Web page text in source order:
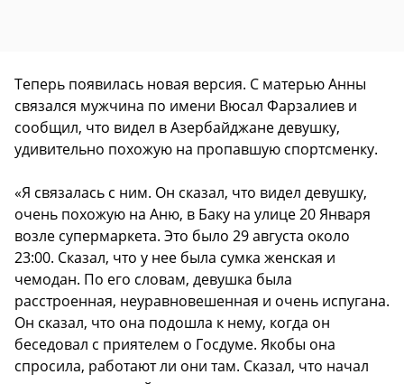
Теперь появилась новая версия. С матерью Анны
связался мужчина по имени Вюсал Фарзалиев и
сообщил, что видел в Азербайджане девушку,
удивительно похожую на пропавшую спортсменку.
«Я связалась с ним. Он сказал, что видел девушку,
очень похожую на Аню, в Баку на улице 20 Января
возле супермаркета. Это было 29 августа около
23:00. Сказал, что у нее была сумка женская и
чемодан. По его словам, девушка была
расстроенная, неуравновешенная и очень испугана.
Он сказал, что она подошла к нему, когда он
беседовал с приятелем о Госдуме. Якобы она
спросила, работают ли они там. Сказал, что начал